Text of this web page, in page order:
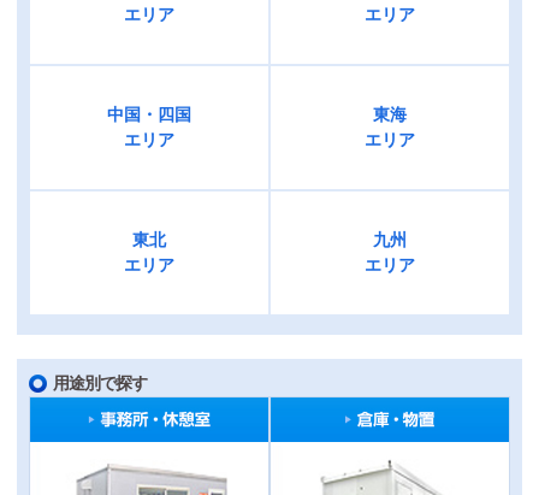
エリア
エリア
中国・四国
エリア
東海
エリア
東北
エリア
九州
エリア
用途別で探す